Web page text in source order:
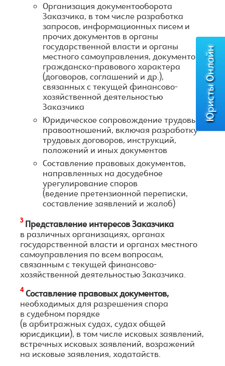
Организация документооборота
Заказчика, в том числе разработка
запросов, информационных писем и
прочих документов в органы
государственной власти и органы
местного самоуправления, документов
гражданско-правового характера
(договоров, соглашений и др.),
связанных с текущей финансово-
хозяйственной деятельностью
Заказчика
Юридическое сопровождение трудовых
правоотношений, включая разработку
трудовых договоров, инструкций,
положений и иных документов
Составление правовых документов,
направленных на досудебное
урегулирование споров
(ведение претензионной переписки,
составление заявлений и жалоб)
3 Представление интересов Заказчика
в различных организациях, органах
государственной власти и органах местного
самоуправления по всем вопросам,
связанным с текущей финансово-
хозяйственной деятельностью Заказчика.
4 Составление правовых документов,
необходимых для разрешения спора
в судебном порядке
(в арбитражных судах, судах общей
юрисдикции), в том числе исковых заявлений,
встречных исковых заявлений, возражений
на исковые заявления, ходатайств.